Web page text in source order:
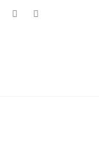
facebooktwitter